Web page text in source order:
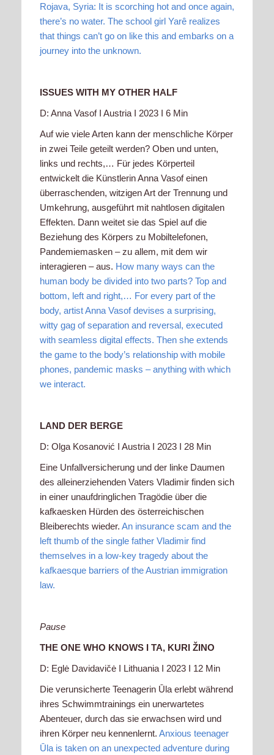
Rojava, Syria: It is scorching hot and once again,
there’s no water. The school girl Yarê realizes
that things can’t go on like this and embarks on a
journey into the unknown.
ISSUES WITH MY OTHER HALF
D: Anna Vasof I Austria I 2023 I 6 Min
Auf wie viele Arten kann der menschliche Körper
in zwei Teile geteilt werden? Oben und unten,
links und rechts,… Für jedes Körperteil
entwickelt die Künstlerin Anna Vasof einen
überraschenden, witzigen Art der Trennung und
Umkehrung, ausgeführt mit nahtlosen digitalen
Effekten. Dann weitet sie das Spiel auf die
Beziehung des Körpers zu Mobiltelefonen,
Pandemiemasken – zu allem, mit dem wir
interagieren – aus. How many ways can the
human body be divided into two parts? Top and
bottom, left and right,… For every part of the
body, artist Anna Vasof devises a surprising,
witty gag of separation and reversal, executed
with seamless digital effects. Then she extends
the game to the body’s relationship with mobile
phones, pandemic masks – anything with which
we interact.
LAND DER BERGE
D: Olga Kosanović I Austria I 2023 I 28 Min
Eine Unfallversicherung und der linke Daumen
des alleinerziehenden Vaters Vladimir finden sich
in einer unaufdringlichen Tragödie über die
kafkaesken Hürden des österreichischen
Bleiberechts wieder. An insurance scam and the
left thumb of the single father Vladimir find
themselves in a low-key tragedy about the
kafkaesque barriers of the Austrian immigration
law.
Pause
THE ONE WHO KNOWS I TA, KURI ŽINO
D: Eglė Davidavičė I Lithuania I 2023 I 12 Min
Die verunsicherte Teenagerin Ūla erlebt während
ihres Schwimmtrainings ein unerwartetes
Abenteuer, durch das sie erwachsen wird und
ihren Körper neu kennenlernt. Anxious teenager
Ūla is taken on an unexpected adventure during